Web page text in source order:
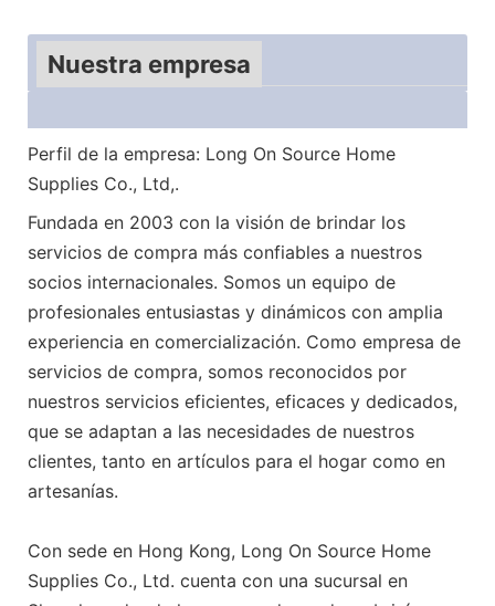
Nuestra empresa
Perfil de la empresa: Long On Source Home
Supplies Co., Ltd,.
Fundada en 2003 con la visión de brindar los
servicios de compra más confiables a nuestros
socios internacionales. Somos un equipo de
profesionales entusiastas y dinámicos con amplia
experiencia en comercialización. Como empresa de
servicios de compra, somos reconocidos por
nuestros servicios eficientes, eficaces y dedicados,
que se adaptan a las necesidades de nuestros
clientes, tanto en artículos para el hogar como en
artesanías.
Con sede en Hong Kong, Long On Source Home
Supplies Co., Ltd. cuenta con una sucursal en